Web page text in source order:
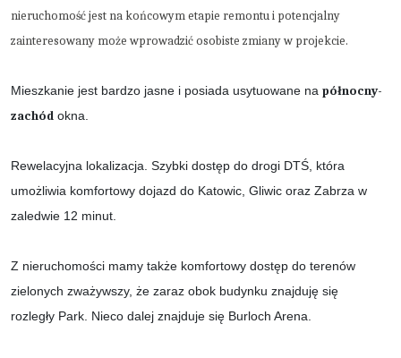
nieruchomość jest na końcowym etapie remontu i potencjalny
zainteresowany może wprowadzić osobiste zmiany w projekcie.
Mieszkanie jest bardzo jasne i posiada usytuowane na północny-
zachód okna.
Rewelacyjna lokalizacja. Szybki dostęp do drogi DTŚ, która
umożliwia komfortowy dojazd do Katowic, Gliwic oraz Zabrza w
zaledwie 12 minut.
Z nieruchomości mamy także komfortowy dostęp do terenów
zielonych zważywszy, że zaraz obok budynku znajduję się
rozległy Park. Nieco dalej znajduje się Burloch Arena.